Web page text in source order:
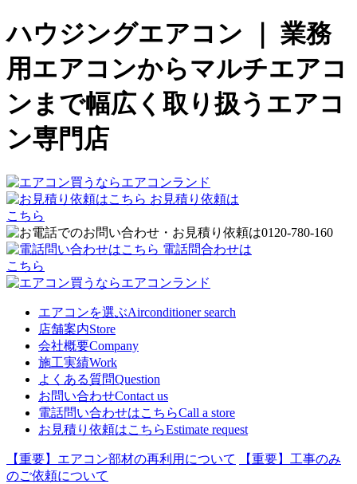
ハウジングエアコン ｜ 業務
用エアコンからマルチエアコ
ンまで幅広く取り扱うエアコ
ン専門店
お見積り依頼は
こちら
電話問合わせは
こちら
エアコンを選ぶAirconditioner search
店舗案内Store
会社概要Company
施工実績Work
よくある質問Question
お問い合わせContact us
電話問い合わせはこちらCall a store
お見積り依頼はこちらEstimate request
【重要】エアコン部材の再利用について
【重要】工事のみ
のご依頼について